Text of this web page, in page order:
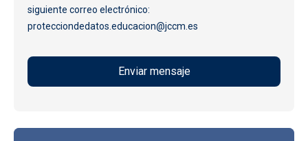
siguiente correo electrónico:
protecciondedatos.educacion@jccm.es